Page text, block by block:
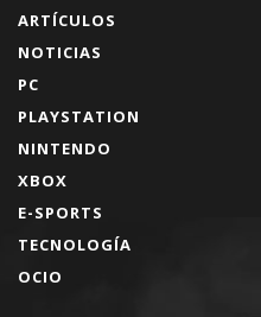
ARTÍCULOS
NOTICIAS
PC
PLAYSTATION
NINTENDO
XBOX
E-SPORTS
TECNOLOGÍA
OCIO